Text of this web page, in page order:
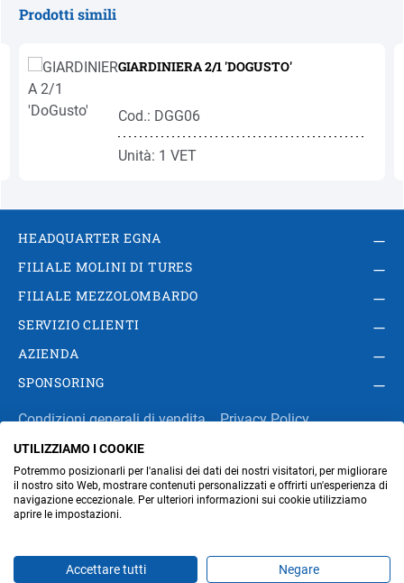
Prodotti simili
GIARDINIERA 2/1 'DOGUSTO'
Cod.: DGG06
Unità: 1 VET
HEADQUARTER EGNA
FILIALE MOLINI DI TURES
FILIALE MEZZOLOMBARDO
SERVIZIO CLIENTI
AZIENDA
SPONSORING
Condizioni generali di vendita
Privacy Policy
Impressum
Modifica impostazioni dei cookie
Amministrazione
UTILIZZIAMO I COOKIE
Potremmo posizionarli per l'analisi dei dati dei nostri visitatori, per migliorare
il nostro sito Web, mostrare contenuti personalizzati e offrirti un'esperienza di
navigazione eccezionale. Per ulteriori informazioni sui cookie utilizziamo
aprire le impostazioni.
Accettare tutti Negare